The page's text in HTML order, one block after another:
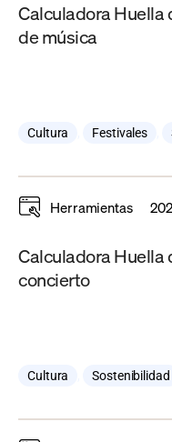
Calculadora Huella
de música
Cultura Festivales
Herramientas
Calculadora Huella
concierto
Cultura Sostenibilidad